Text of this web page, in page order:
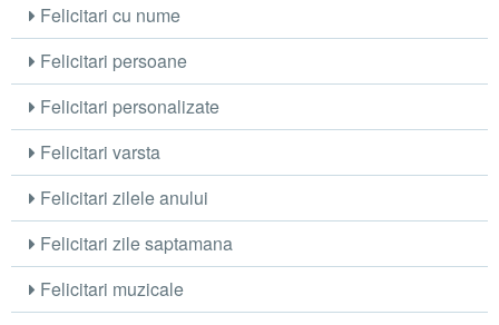
Felicitari cu nume
Felicitari persoane
Felicitari personalizate
Felicitari varsta
Felicitari zilele anului
Felicitari zile saptamana
Felicitari muzicale